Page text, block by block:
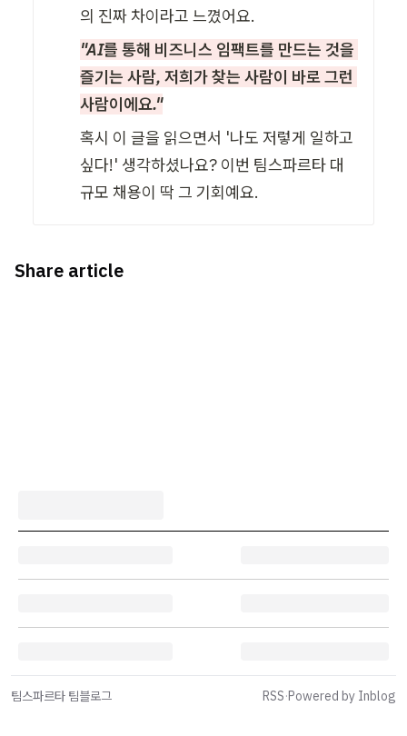
의 진짜 차이라고 느꼈어요.
"AI를 통해 비즈니스 임팩트를 만드는 것을
즐기는 사람, 저희가 찾는 사람이 바로 그런
사람이에요."
혹시 이 글을 읽으면서 '나도 저렇게 일하고
싶다!' 생각하셨나요? 이번 팀스파르타 대
규모 채용이 딱 그 기회예요.
Share article
팀스파르타 팀블로그 RSS·Powered by Inblog